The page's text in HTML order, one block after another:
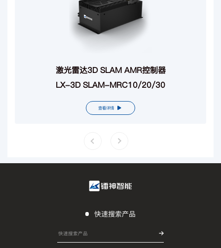
激光雷达3D SLAM AMR控制器
LX-3D SLAM-MRC10/20/30
查看详情
快速搜索产品